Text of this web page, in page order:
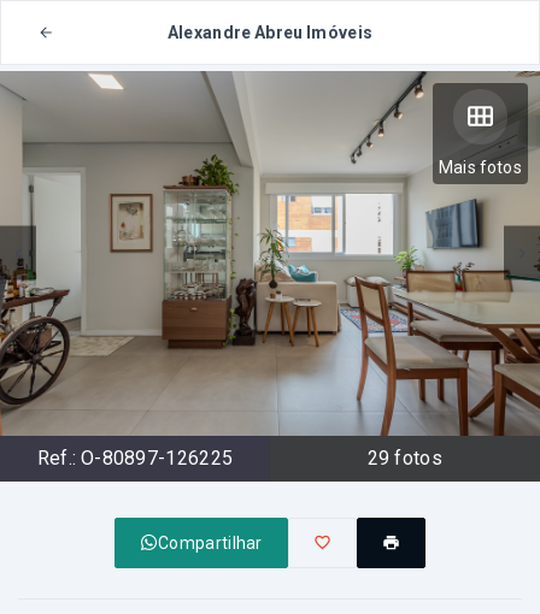
Alexandre Abreu Imóveis
Mais fotos
Ref.: O-80897-126225 29 fotos
Compartilhar